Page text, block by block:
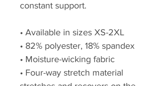
constant support.
• Available in sizes XS-2XL
• 82% polyester, 18% spandex
• Moisture-wicking fabric
• Four-way stretch material